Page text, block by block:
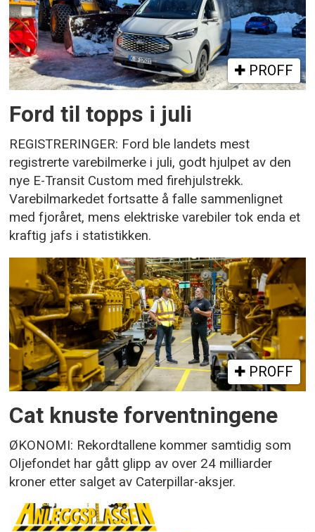
PROFF
Ford til topps i juli
REGISTRERINGER: Ford ble landets mest
registrerte varebilmerke i juli, godt hjulpet av den
nye E-Transit Custom med firehjulstrekk.
Varebilmarkedet fortsatte å falle sammenlignet
med fjoråret, mens elektriske varebiler tok enda et
kraftig jafs i statistikken.
PROFF
Cat knuste forventningene
ØKONOMI: Rekordtallene kommer samtidig som
Oljefondet har gått glipp av over 24 milliarder
kroner etter salget av Caterpillar-aksjer.